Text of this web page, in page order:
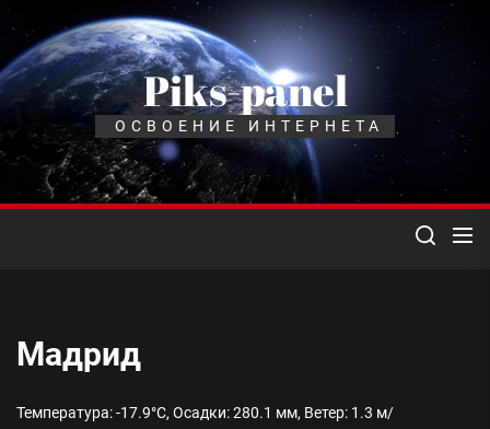
Перейти
содержимому
Piks-panel
ОСВОЕНИЕ ИНТЕРНЕТА
Мадрид
Температура: -17.9°C, Осадки: 280.1 мм, Ветер: 1.3 м/